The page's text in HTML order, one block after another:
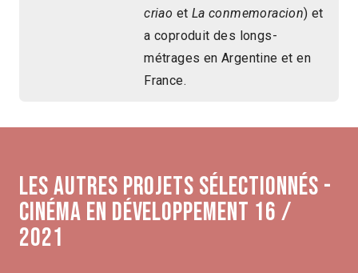
criao et La conmemoracion) et
a coproduit des longs-
métrages en Argentine et en
France.
Les autres projets sélectionnés -
Cinéma en développement 16 /
2021